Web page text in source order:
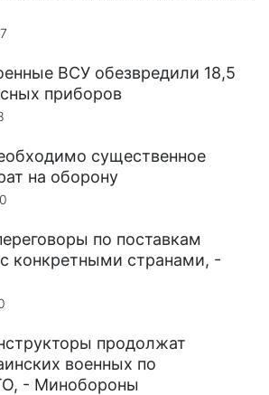
ВСУ обезвредили 18,5
приборов
существенное
на оборону
по поставкам
конкретными странами, -
продолжат
военных по
- Минобороны